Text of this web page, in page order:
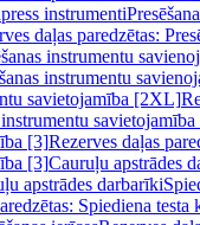
instrumenti
daļas paredzētas:
instrumentu
instrumentu
savietojamība [2XL]
instrumentu
[3]Rezerves daļas
[3]Cauruļu apstrādes
apstrādes darbarīki
Spiediena testa